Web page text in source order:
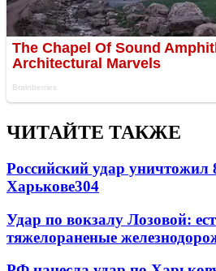
ЧИТАЙТЕ ТАКЖЕ
Российский удар уничтожил
Харькове304
Удар по вокзалу Лозовой:
тяжелораненые